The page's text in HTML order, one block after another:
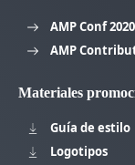
AMP Conf 2020
AMP
Materiales
Guía de estilo
Logotipos